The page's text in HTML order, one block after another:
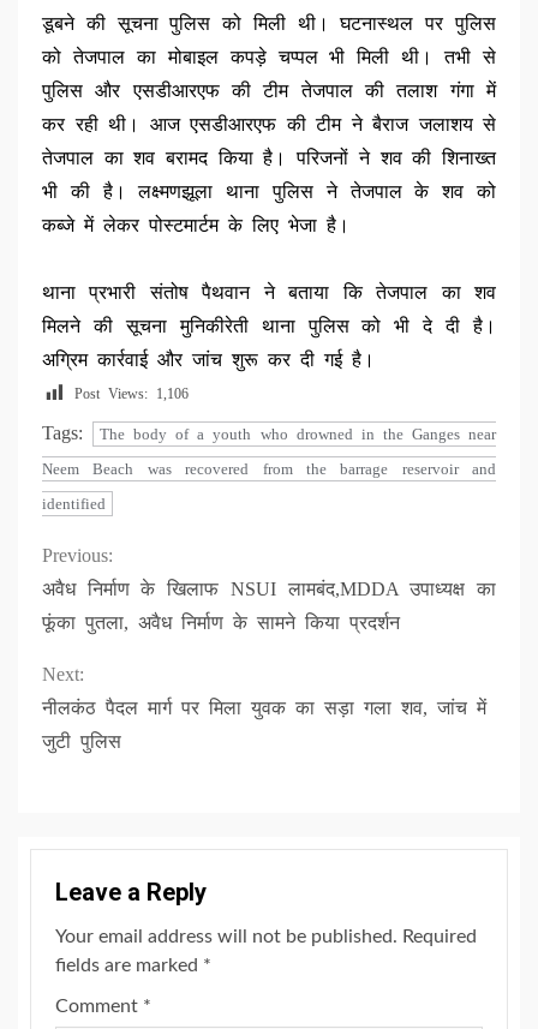
डूबने की सूचना पुलिस को मिली थी। घटनास्थल पर पुलिस
को तेजपाल का मोबाइल कपड़े चप्पल भी मिली थी। तभी से
पुलिस और एसडीआरएफ की टीम तेजपाल की तलाश गंगा में
कर रही थी। आज एसडीआरएफ की टीम ने बैराज जलाशय से
तेजपाल का शव बरामद किया है। परिजनों ने शव की शिनाख्त
भी की है। लक्ष्मणझूला थाना पुलिस ने तेजपाल के शव को
कब्जे में लेकर पोस्टमार्टम के लिए भेजा है।
थाना प्रभारी संतोष पैथवान ने बताया कि तेजपाल का शव
मिलने की सूचना मुनिकीरेती थाना पुलिस को भी दे दी है।
अग्रिम कार्रवाई और जांच शुरू कर दी गई है।
Post Views: 1,106
Tags:
The body of a youth who drowned in the Ganges near
Neem Beach was recovered from the barrage reservoir and
identified
Continue
Reading
Previous:
अवैध निर्माण के खिलाफ NSUI लामबंद,MDDA उपाध्यक्ष का
फूंका पुतला, अवैध निर्माण के सामने किया प्रदर्शन
Next:
नीलकंठ पैदल मार्ग पर मिला युवक का सड़ा गला शव, जांच में
जुटी पुलिस
Leave a Reply
Your email address will not be published. Required
fields are marked *
Comment *